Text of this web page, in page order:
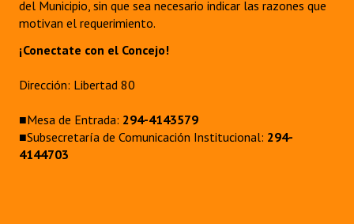
del Municipio, sin que sea necesario indicar las razones que
motivan el requerimiento.
¡Conectate con el Concejo!
Dirección: Libertad 80
■Mesa de Entrada: 294-4143579
■Subsecretaría de Comunicación Institucional: 294-
4144703